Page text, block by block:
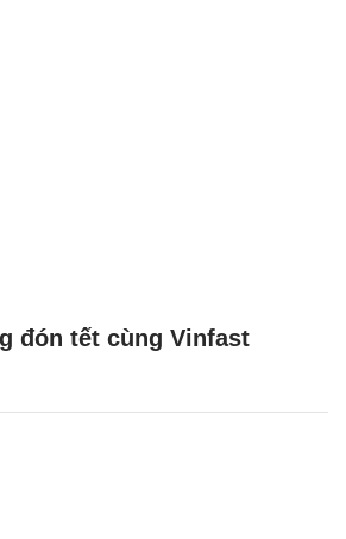
đón tết cùng Vinfast